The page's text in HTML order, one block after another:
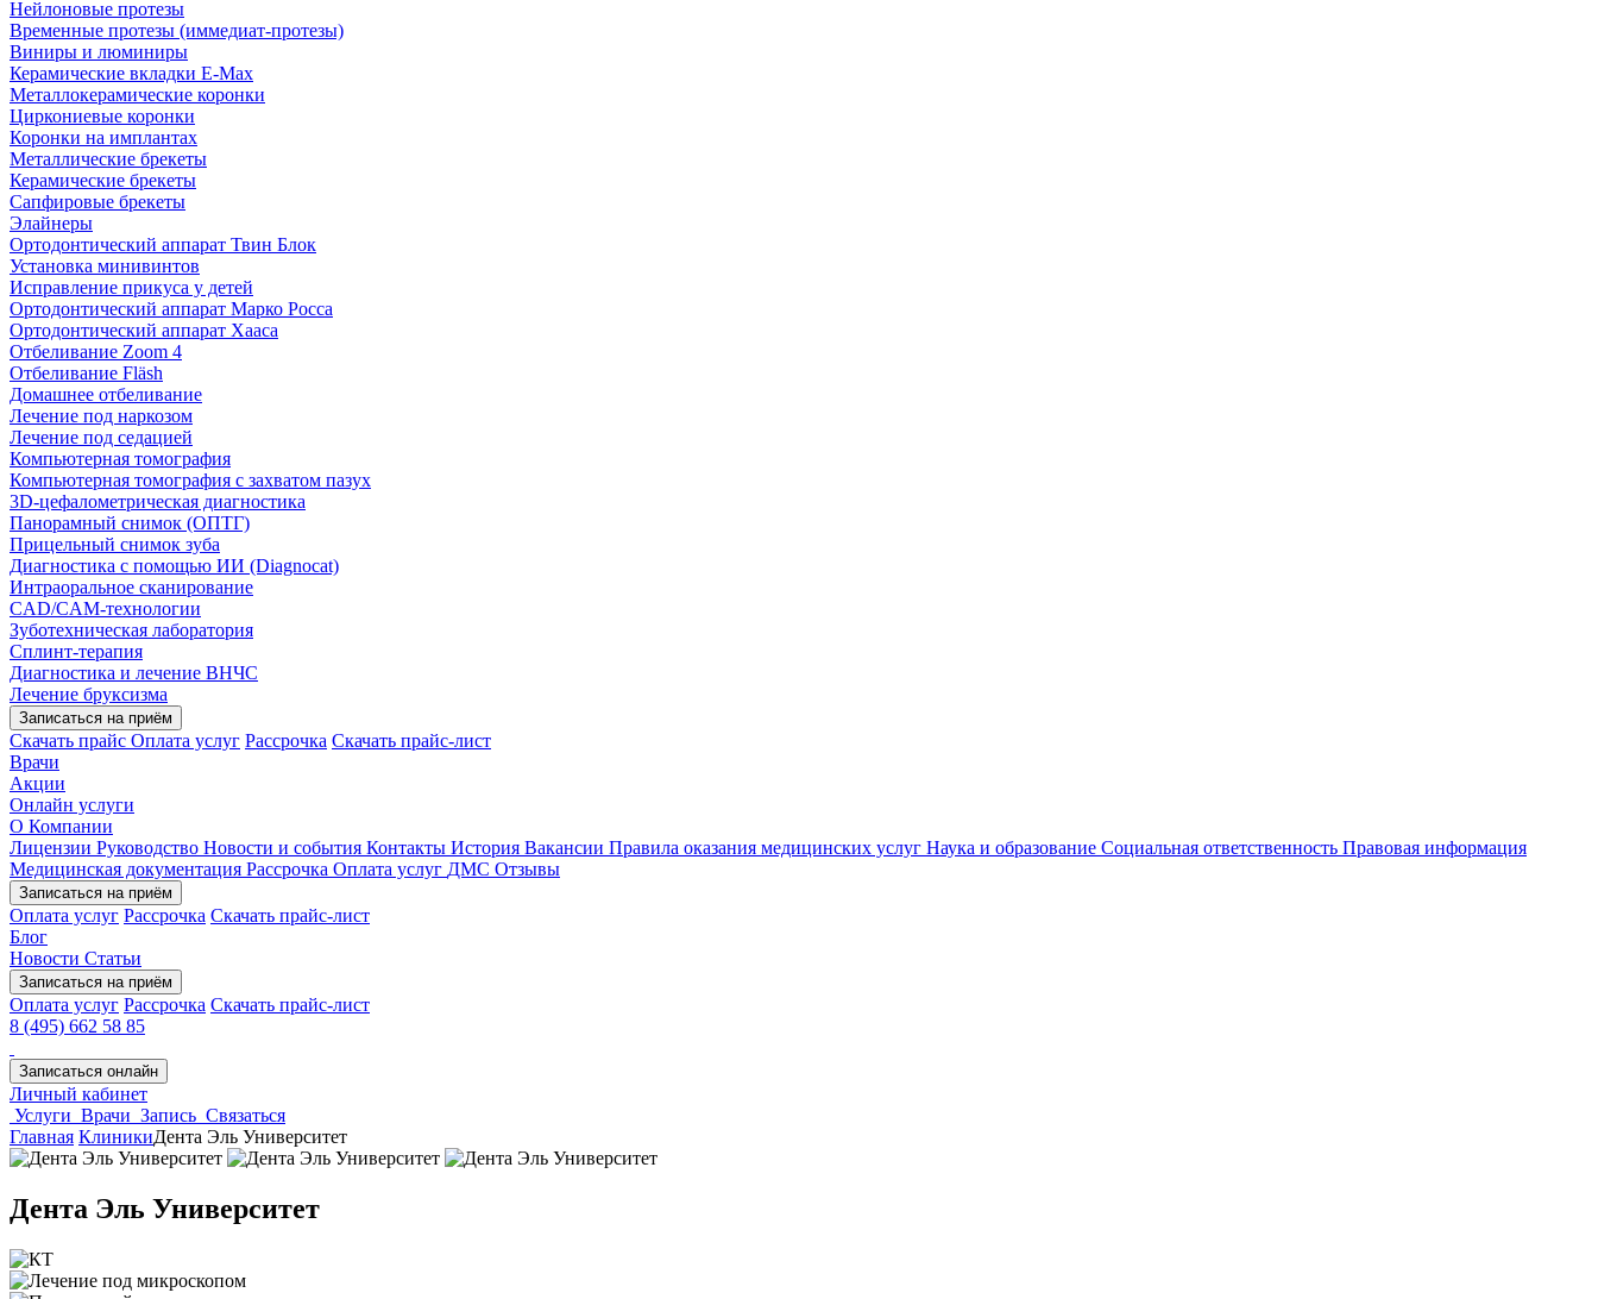
Нейлоновые протезы
Временные протезы (иммедиат-протезы)
Виниры и люминиры
Керамические вкладки E-Max
Металлокерамические коронки
Циркониевые коронки
Коронки на имплантах
Металлические брекеты
Керамические брекеты
Сапфировые брекеты
Элайнеры
Ортодонтический аппарат Твин Блок
Установка минивинтов
Исправление прикуса у детей
Ортодонтический аппарат Марко Росса
Ортодонтический аппарат Хааса
Отбеливание Zoom 4
Отбеливание Fläsh
Домашнее отбеливание
Лечение под наркозом
Лечение под седацией
Компьютерная томография
Компьютерная томография с захватом пазух
3D-цефалометрическая диагностика
Панорамный снимок (ОПТГ)
Прицельный снимок зуба
Диагностика с помощью ИИ (Diagnocat)
Интраоральное сканирование
CAD/CAM-технологии
Зуботехническая лаборатория
Сплинт-терапия
Диагностика и лечение ВНЧС
Лечение бруксизма
Записаться на приём
Скачать прайс Оплата услуг Рассрочка Скачать прайс-лист
Врачи
Акции
Онлайн услуги
О Компании
Лицензии Руководство Новости и события Контакты История Вакансии Правила оказания медицинских услуг Наука и образование Социальная ответственность Правовая информация
Медицинская документация Рассрочка Оплата услуг ДМС Отзывы
Записаться на приём
Оплата услуг Рассрочка Скачать прайс-лист
Блог
Новости Статьи
Записаться на приём
Оплата услуг Рассрочка Скачать прайс-лист
8 (495) 662 58 85
Записаться онлайн
Личный кабинет
Услуги Врачи Запись Связаться
Главная КлиникиДента Эль Университет
Дента Эль Университет